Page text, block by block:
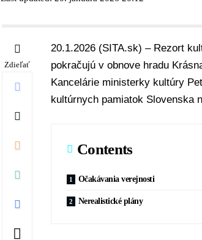
Zdieľať
20.1.2026 (SITA.sk) – Rezort
pokračujú v obnove hradu
Kancelárie ministerky kultúry
kultúrnych pamiatok Slovenska
Contents
Očakávania verejnosti
Nerealistické plány